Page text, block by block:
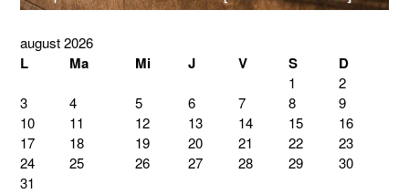
august 2026
L Ma Mi J V S D
1
2
3
4 5 6 7 8
9
10
11 12 13 14 15
16
17
18 19 20 21 22
23
24
25 26 27 28 29
30
31